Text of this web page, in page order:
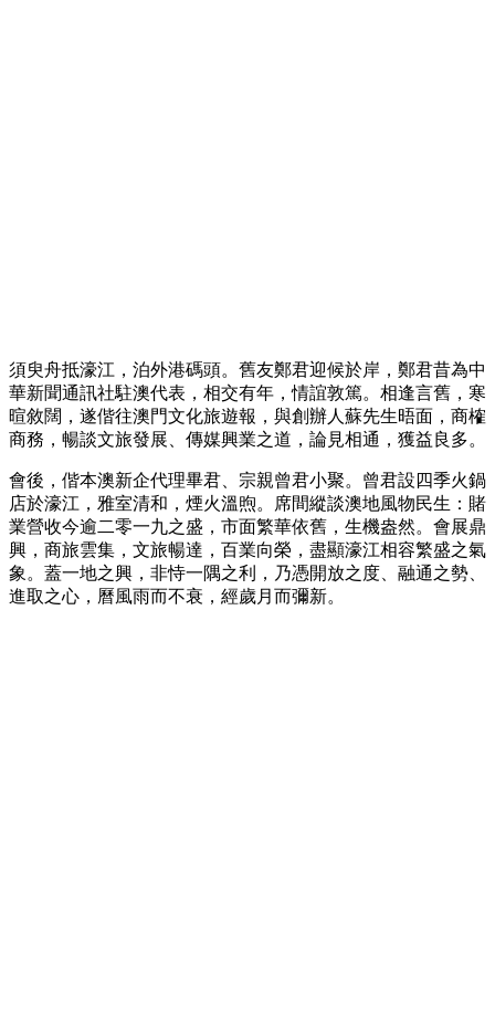
須臾舟抵濠江，泊外港碼頭。舊友鄭君迎候於岸，鄭君昔為中
華新聞通訊社駐澳代表，相交有年，情誼敦篤。相逢言舊，寒
暄敘闊，遂偕往澳門文化旅遊報，與創辦人蘇先生晤面，商榷
商務，暢談文旅發展、傳媒興業之道，論見相通，獲益良多。
會後，偕本澳新企代理畢君、宗親曾君小聚。曾君設四季火鍋
店於濠江，雅室清和，煙火溫煦。席間縱談澳地風物民生：賭
業營收今逾二零一九之盛，市面繁華依舊，生機盎然。會展鼎
興，商旅雲集，文旅暢達，百業向榮，盡顯濠江相容繁盛之氣
象。蓋一地之興，非恃一隅之利，乃憑開放之度、融通之勢、
進取之心，曆風雨而不衰，經歲月而彌新。